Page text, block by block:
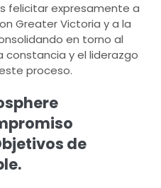
felicitar expresamente a
Greater Victoria y a la
en torno al
constancia y el liderazgo
proceso.
de